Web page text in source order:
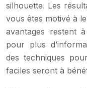
silhouette. Les
vous êtes motivé à
avantages restent
pour plus
des techniques
faciles seront à